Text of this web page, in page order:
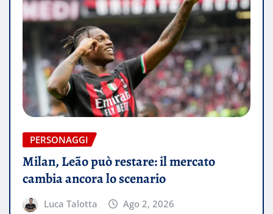
PERSONAGGI
Milan, Leão può restare: il mercato
cambia ancora lo scenario
Luca Talotta Ago 2, 2026